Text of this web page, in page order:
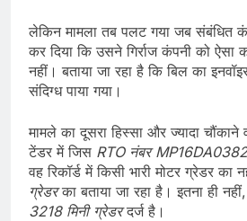
लेकिन मामला तब पलट गया जब संबंधित
कर दिया कि उसने गिर्राज कंपनी को ऐसा
नहीं। बताया जा रहा है कि बिल का
संदिग्ध पाया गया।
मामले का दूसरा हिस्सा और ज्यादा चौंकाने
टेंडर में जिस RTO नंबर MP16DA0382
वह रिकॉर्ड में किसी भारी मोटर ग्रेडर का
ग्रेडरका बताया जा रहा है। इतना ही
3218 मिनी ग्रेडरदर्ज है।